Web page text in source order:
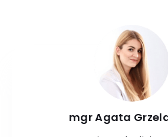
mgr Agata